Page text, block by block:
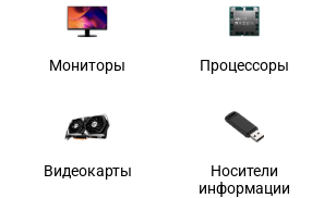
Мониторы Процессоры
Видеокарты
Носители
информации